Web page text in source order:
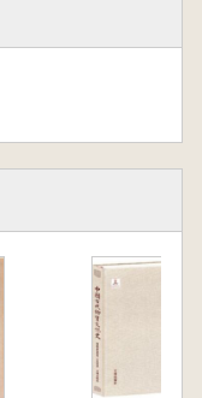
态为纬线,从
可御天下,“雪
经典佳作。从
组织抄写的
互异,目的多
性、审美性
或苍茫,并普遍
理、信息传
生成、历史编